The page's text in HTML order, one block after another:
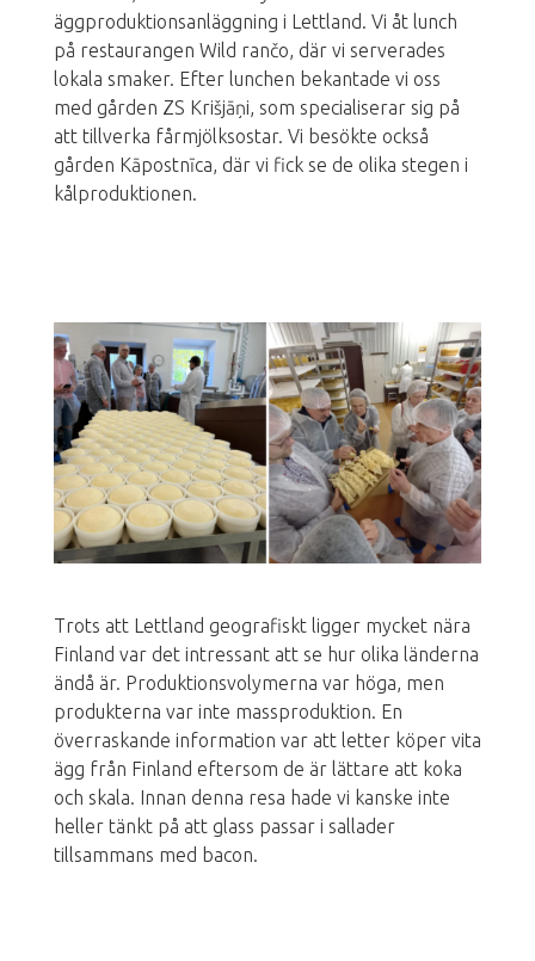
äggproduktionsanläggning i Lettland. Vi åt lunch
på restaurangen Wild rančo, där vi serverades
lokala smaker. Efter lunchen bekantade vi oss
med gården ZS Krišjāņi, som specialiserar sig på
att tillverka fårmjölksostar. Vi besökte också
gården Kāpostnīca, där vi fick se de olika stegen i
kålproduktionen.
Trots att Lettland geografiskt ligger mycket nära
Finland var det intressant att se hur olika länderna
ändå är. Produktionsvolymerna var höga, men
produkterna var inte massproduktion. En
överraskande information var att letter köper vita
ägg från Finland eftersom de är lättare att koka
och skala. Innan denna resa hade vi kanske inte
heller tänkt på att glass passar i sallader
tillsammans med bacon.